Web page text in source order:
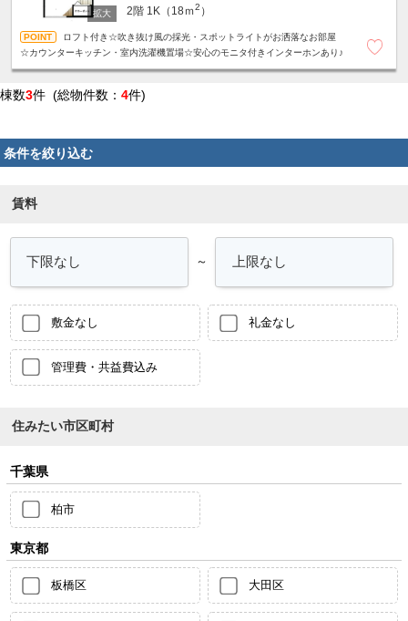
2階 1K（18ｍ2 ）
ロフト付き☆吹き抜け風の採光・スポットライトがお洒落なお部屋
☆カウンターキッチン・室内洗濯機置場☆安心のモニタ付きインターホンあり♪
棟数3件 (総物件数： 4件)
条件を絞り込む
賃料
～
敷金なし 礼金なし
管理費・共益費込み
住みたい市区町村
千葉県
柏市
東京都
板橋区 大田区